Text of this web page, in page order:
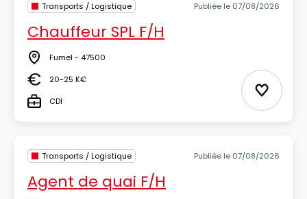
Transports / Logistique Publiée le 07/08/2026
Chauffeur SPL F/H
Lieu Fumel - 47500
Salaire20-25 K€
TypeCDI Ajouter
Transports / Logistique Publiée le 07/08/2026
Agent de quai F/H